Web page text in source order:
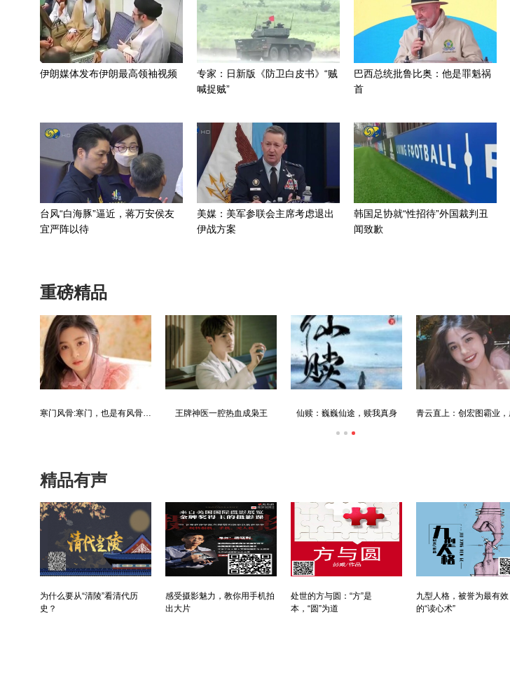
伊朗媒体发布伊朗最高领袖视频
专家：日新版《防卫白皮书》“贼
喊捉贼”
巴西总统批鲁比奥：他是罪魁祸
首
台风“白海豚”逼近，蒋万安侯友
宜严阵以待
美媒：美军参联会主席考虑退出
伊战方案
韩国足协就“性招待”外国裁判丑
闻致歉
重磅精品
热血成枭王 仙赎：巍巍仙途，赎我真身 青云直上：创宏图霸业，成人生赢家 最强仙医：一身布艺却无人不识
精品有声
为什么要从“清陵”看清代历
史？
感受摄影魅力，教你用手机拍
出大片
处世的方与圆：“方”是
本，“圆”为道
九型人格，被誉为最有效
的“读心术”